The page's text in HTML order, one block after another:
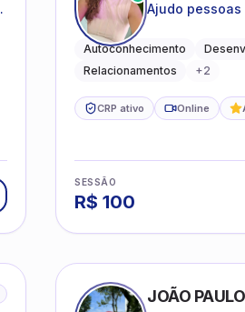
Ajudo
saudáveis
Autoconhecimento
Relacionamentos
+2
CRP ativo Online
SESSÃO
R$ 100
JOÃO PAULO